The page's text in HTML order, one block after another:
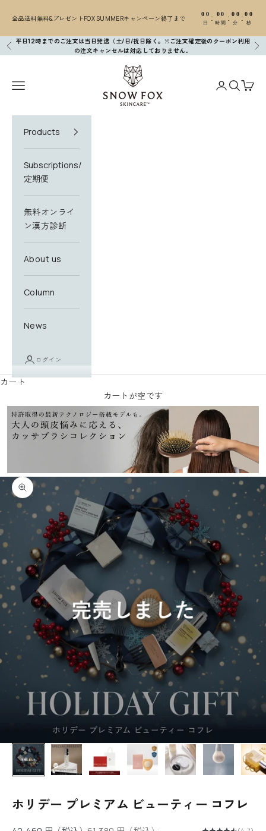
全品送料無料&プレゼントFOX SUMMERキャンペーン終了まで 00
日
: 00
時間
: 00
分
:00
秒
前へ
平日12時までのご注文は当日発送（土/日/祝日除く。※ご注文確定後のクーポン利用
の注文キャンセルは対応しておりません。
次
SNOW FOX SKINCARE
メニューを開く
アカウント
検索を開
カー
Products
Subscriptions/
定期便
無料オンライ
ン漢方診断
About us
Column
News
ログイン
カート
カートが空です
ズームイン
ホリデー プレミアム ビューティー コフレ